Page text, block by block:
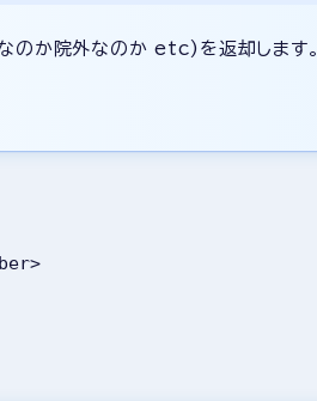
のか院外なのか etc)を返却します。